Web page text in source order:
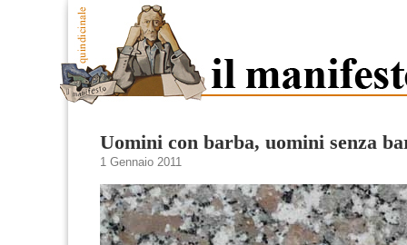
Uomini con barba, uomini senza
1 Gennaio 2011